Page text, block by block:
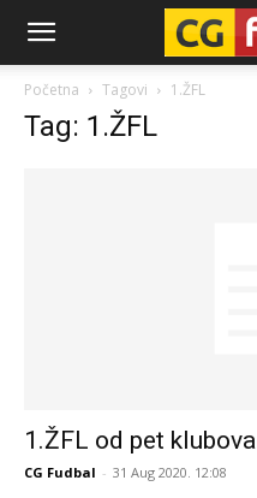
CG-
Fudbal
Početna Tagovi 1.ŽFL
Tag: 1.ŽFL
1.ŽFL od pet klubova
CG Fudbal - 31 Aug 2020. 12:08